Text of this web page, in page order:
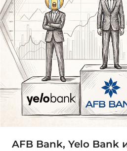
AFB Bank, Yelo Bank